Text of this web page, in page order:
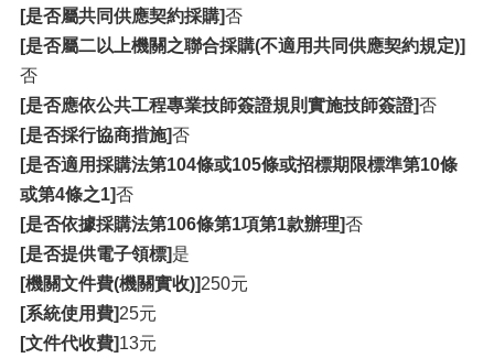
[是否屬共同供應契約採購]否
[是否屬二以上機關之聯合採購(不適用共同供應契約規定)]
否
[是否應依公共工程專業技師簽證規則實施技師簽證]否
[是否採行協商措施]否
[是否適用採購法第104條或105條或招標期限標準第10條
或第4條之1]否
[是否依據採購法第106條第1項第1款辦理]否
[是否提供電子領標]是
[機關文件費(機關實收)]250元
[系統使用費]25元
[文件代收費]13元